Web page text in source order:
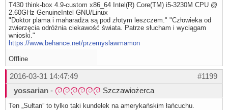
T430 think-box 4.9-custom x86_64 Intel(R) Core(TM) i5-3230M CPU @
2.60GHz GenuineIntel GNU/Linux
"Doktor plama i maharadża są pod złotym leszczem." "Człowieka od
zwierzęcia odróżnia ciekawość świata. Patrze słucham i wyciągam
wnioski."
https://www.behance.net/przemyslawmamon
Offline
#1199
2016-03-31 14:47:49
yossarian - Szczawiożerca
Ten „Sułtan” to tylko taki kundelek na amerykańskim łańcuchu.